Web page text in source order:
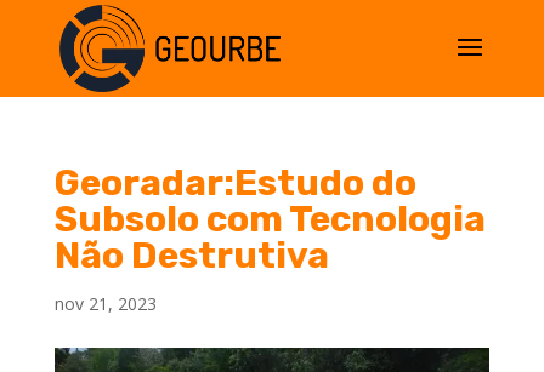
Georadar:Estudo do
Subsolo com Tecnologia
Não Destrutiva
nov 21, 2023